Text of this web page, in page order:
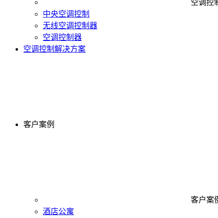
空调控
中央空调控制
无线空调控制器
空调控制器
空调控制解决方案
客户案例
客户案
酒店公寓